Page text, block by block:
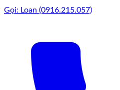
Gọi: Loan (0916.215.057)